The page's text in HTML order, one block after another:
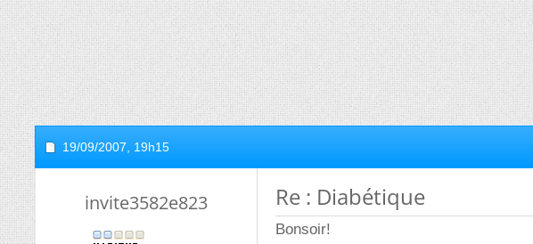
19/09/2007, 19h15
invite3582e823 Re : Diabétique
Bonsoir!